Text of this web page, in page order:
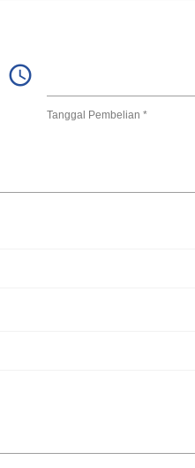
access_time
Tanggal Pembelian *